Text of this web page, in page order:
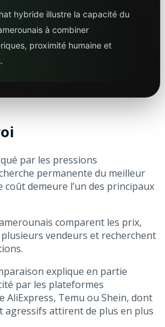
hybride illustre la capacité du
à combiner
proximité humaine et
par les pressions
permanente du meilleur
demeure l’un des principaux
comparent les prix,
vendeurs et recherchent
explique en partie
par les plateformes
AliExpress, Temu ou Shein, dont
agressifs attirent de plus en plus